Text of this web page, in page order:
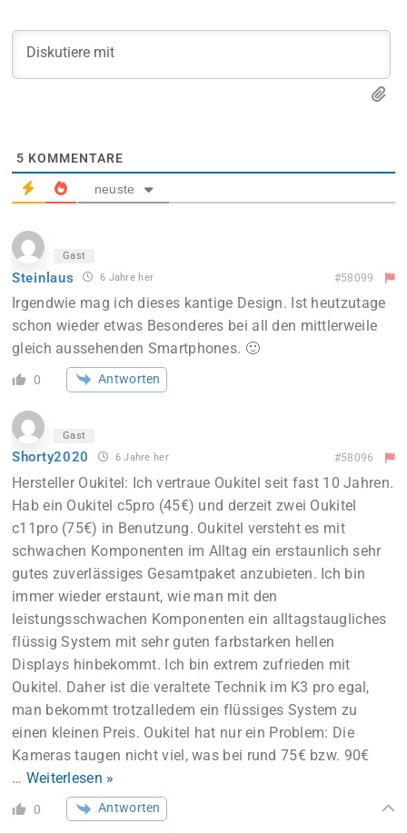
5 KOMMENTARE
neuste
Gast
Steinlaus 6 Jahre her #58099
Irgendwie mag ich dieses kantige Design. Ist heutzutage
schon wieder etwas Besonderes bei all den mittlerweile
gleich aussehenden Smartphones. 🙂
0 Antworten
Gast
Shorty2020 6 Jahre her #58096
Hersteller Oukitel: Ich vertraue Oukitel seit fast 10 Jahren.
Hab ein Oukitel c5pro (45€) und derzeit zwei Oukitel
c11pro (75€) in Benutzung. Oukitel versteht es mit
schwachen Komponenten im Alltag ein erstaunlich sehr
gutes zuverlässiges Gesamtpaket anzubieten. Ich bin
immer wieder erstaunt, wie man mit den
leistungsschwachen Komponenten ein alltagstaugliches
flüssig System mit sehr guten farbstarken hellen
Displays hinbekommt. Ich bin extrem zufrieden mit
Oukitel. Daher ist die veraltete Technik im K3 pro egal,
man bekommt trotzalledem ein flüssiges System zu
einen kleinen Preis. Oukitel hat nur ein Problem: Die
Kameras taugen nicht viel, was bei rund 75€ bzw. 90€
… Weiterlesen »
0 Antworten